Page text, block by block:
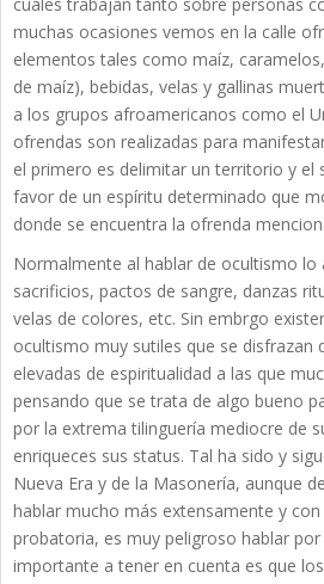
muchas ocasiones vemos en la calle
elementos tales como maíz,
de maíz), bebidas, velas y gallinas
a los grupos afroamericanos como el
ofrendas son realizadas para
el primero es delimitar un territorio y el
favor de un espíritu determinado que
donde se encuentra la ofrenda
Normalmente al hablar de ocultismo lo
sacrificios, pactos de sangre, danzas
velas de colores, etc. Sin embrgo
ocultismo muy sutiles que se disfrazan
elevadas de espiritualidad a las que
pensando que se trata de algo bueno
por la extrema tilinguería mediocre de
enriqueces sus status. Tal ha sido y
Nueva Era y de la Masonería, aunque
hablar mucho más extensamente y
probatoria, es muy peligroso hablar
importante a tener en cuenta es que